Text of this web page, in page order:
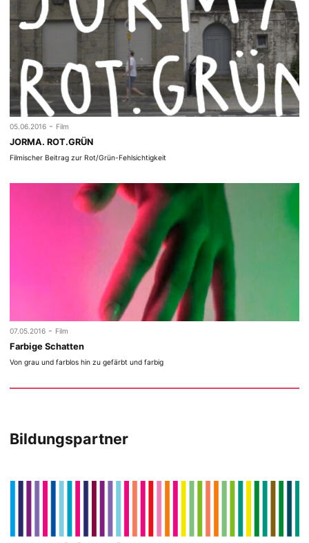
05.06.2016 - Film
JORMA. ROT.GRÜN
Filmischer Beitrag zur Rot/Grün-Fehlsichtigkeit
07.05.2016 - Film
Farbige Schatten
Von grau und farblos hin zu gefärbt und farbig
Bildungspartner